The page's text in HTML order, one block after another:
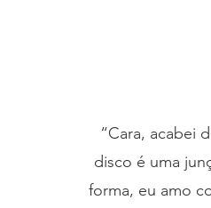
“Cara, acabei
disco é uma
forma, eu amo